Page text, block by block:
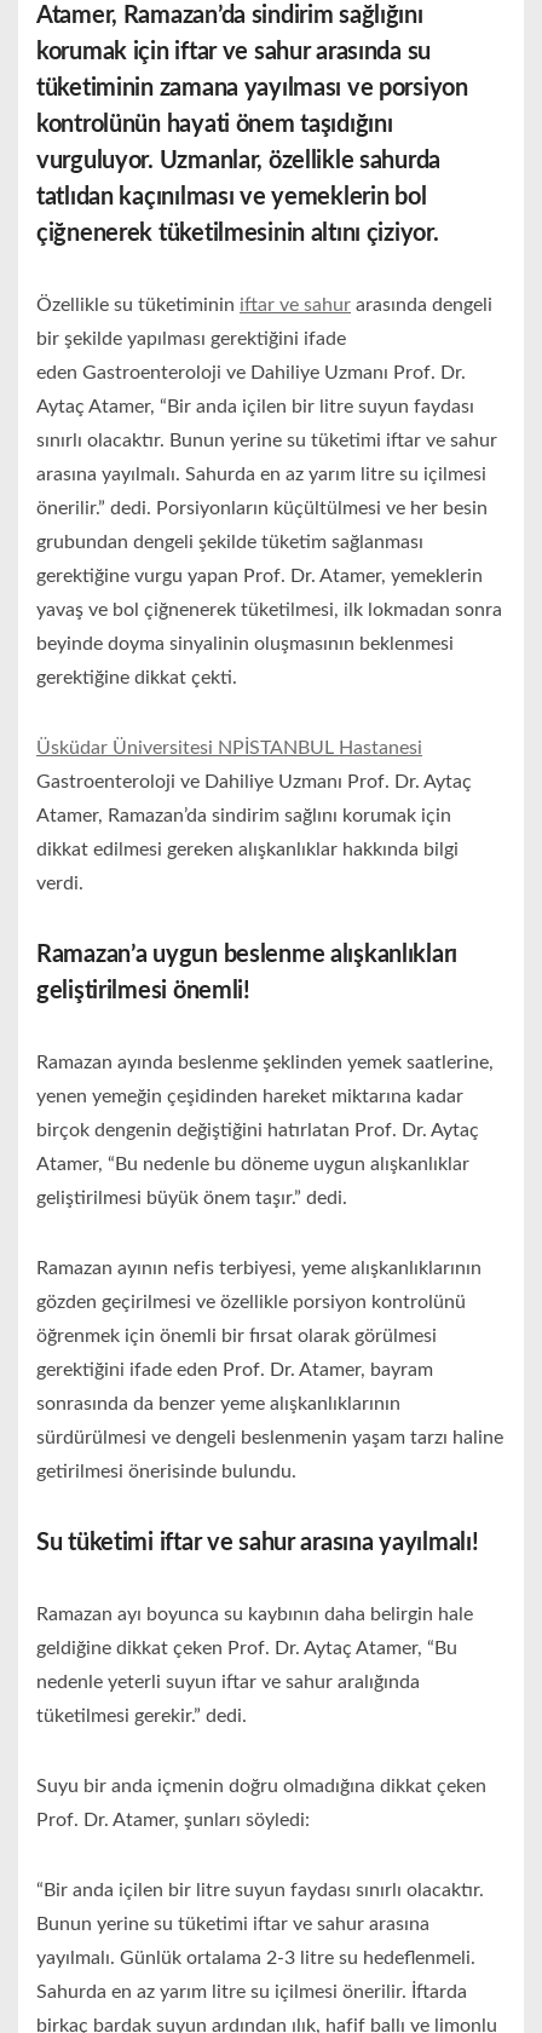
Atamer, Ramazan’da sindirim sağlığını
korumak için iftar ve sahur arasında su
tüketiminin zamana yayılması ve porsiyon
kontrolünün hayati önem taşıdığını
vurguluyor. Uzmanlar, özellikle sahurda
tatlıdan kaçınılması ve yemeklerin bol
çiğnenerek tüketilmesinin altını çiziyor.
Özellikle su tüketiminin iftar ve sahur arasında dengeli
bir şekilde yapılması gerektiğini ifade
eden Gastroenteroloji ve Dahiliye Uzmanı Prof. Dr.
Aytaç Atamer, “Bir anda içilen bir litre suyun faydası
sınırlı olacaktır. Bunun yerine su tüketimi iftar ve sahur
arasına yayılmalı. Sahurda en az yarım litre su içilmesi
önerilir.” dedi. Porsiyonların küçültülmesi ve her besin
grubundan dengeli şekilde tüketim sağlanması
gerektiğine vurgu yapan Prof. Dr. Atamer, yemeklerin
yavaş ve bol çiğnenerek tüketilmesi, ilk lokmadan sonra
beyinde doyma sinyalinin oluşmasının beklenmesi
gerektiğine dikkat çekti.
Üsküdar Üniversitesi NPİSTANBUL Hastanesi
Gastroenteroloji ve Dahiliye Uzmanı Prof. Dr. Aytaç
Atamer, Ramazan’da sindirim sağlını korumak için
dikkat edilmesi gereken alışkanlıklar hakkında bilgi
verdi.
Ramazan’a uygun beslenme alışkanlıkları
geliştirilmesi önemli!
Ramazan ayında beslenme şeklinden yemek saatlerine,
yenen yemeğin çeşidinden hareket miktarına kadar
birçok dengenin değiştiğini hatırlatan Prof. Dr. Aytaç
Atamer, “Bu nedenle bu döneme uygun alışkanlıklar
geliştirilmesi büyük önem taşır.” dedi.
Ramazan ayının nefis terbiyesi, yeme alışkanlıklarının
gözden geçirilmesi ve özellikle porsiyon kontrolünü
öğrenmek için önemli bir fırsat olarak görülmesi
gerektiğini ifade eden Prof. Dr. Atamer, bayram
sonrasında da benzer yeme alışkanlıklarının
sürdürülmesi ve dengeli beslenmenin yaşam tarzı haline
getirilmesi önerisinde bulundu.
Su tüketimi iftar ve sahur arasına yayılmalı!
Ramazan ayı boyunca su kaybının daha belirgin hale
geldiğine dikkat çeken Prof. Dr. Aytaç Atamer, “Bu
nedenle yeterli suyun iftar ve sahur aralığında
tüketilmesi gerekir.” dedi.
Suyu bir anda içmenin doğru olmadığına dikkat çeken
Prof. Dr. Atamer, şunları söyledi:
“Bir anda içilen bir litre suyun faydası sınırlı olacaktır.
Bunun yerine su tüketimi iftar ve sahur arasına
yayılmalı. Günlük ortalama 2-3 litre su hedeflenmeli.
Sahurda en az yarım litre su içilmesi önerilir. İftarda
birkaç bardak suyun ardından ılık, hafif ballı ve limonlu